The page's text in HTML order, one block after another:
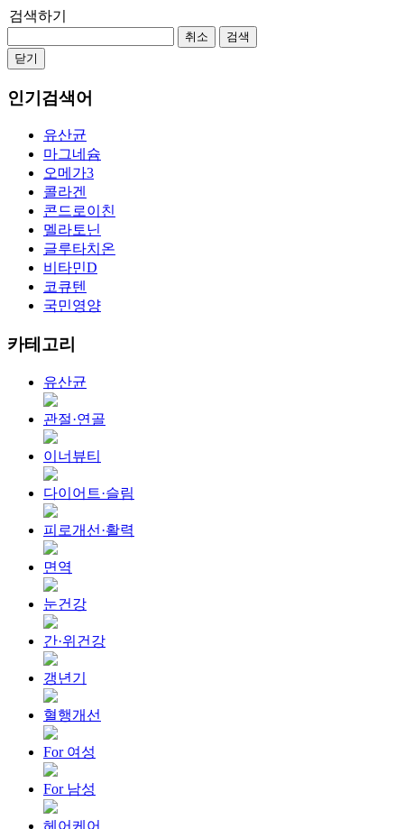
검색하기
취소
검색
닫기
인기검색어
유산균
마그네슘
오메가3
콜라겐
콘드로이친
멜라토닌
글루타치온
비타민D
코큐텐
국민영양
카테고리
유산균
관절·연골
이너뷰티
다이어트·슬림
피로개선·활력
면역
눈건강
간·위건강
갱년기
혈행개선
For 여성
For 남성
헤어케어